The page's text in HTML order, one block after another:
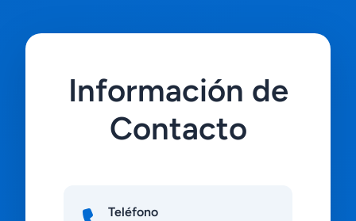
Información de
Contacto
Teléfono